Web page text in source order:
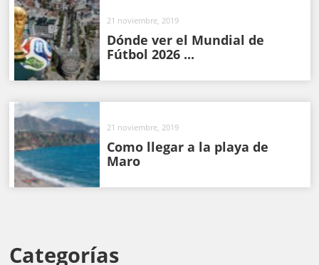
21 noviembre, 2019
Dónde ver el Mundial de
Fútbol 2026 ...
21 noviembre, 2019
Como llegar a la playa de
Maro
Categorías